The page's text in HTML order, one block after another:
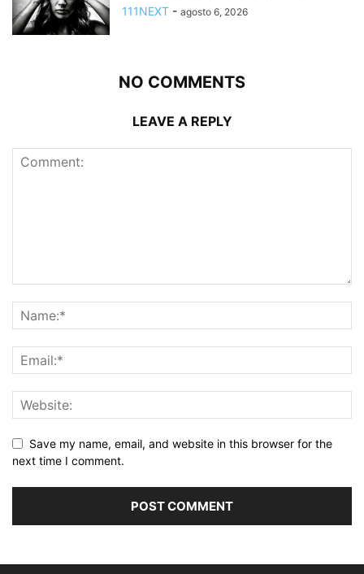
111NEXT - agosto 6, 2026
NO COMMENTS
LEAVE A REPLY
Save my name, email, and website in this browser for the
next time I comment.